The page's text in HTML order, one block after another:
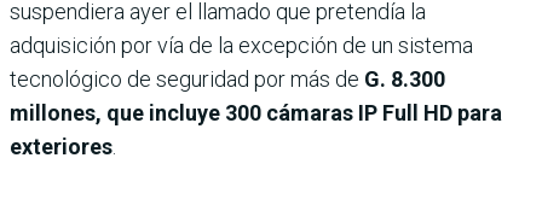
suspendiera ayer el llamado que pretendía la
adquisición por vía de la excepción de un sistema
tecnológico de seguridad por más de G. 8.300
millones, que incluye 300 cámaras IP Full HD para
exteriores